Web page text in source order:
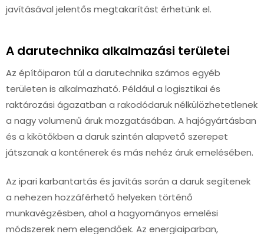
javításával jelentős megtakarítást érhetünk el.
A darutechnika alkalmazási területei
Az építőiparon túl a darutechnika számos egyéb
területen is alkalmazható. Például a logisztikai és
raktározási ágazatban a rakodódaruk nélkülözhetetlenek
a nagy volumenű áruk mozgatásában. A hajógyártásban
és a kikötőkben a daruk szintén alapvető szerepet
játszanak a konténerek és más nehéz áruk emelésében.
Az ipari karbantartás és javítás során a daruk segítenek
a nehezen hozzáférhető helyeken történő
munkavégzésben, ahol a hagyományos emelési
módszerek nem elegendőek. Az energiaiparban,